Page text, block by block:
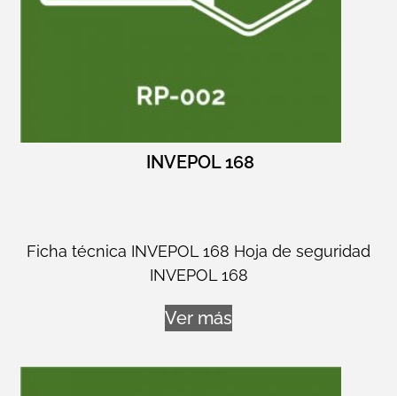
INVEPOL 168
Ficha técnica INVEPOL 168 Hoja de seguridad
INVEPOL 168
Ver más